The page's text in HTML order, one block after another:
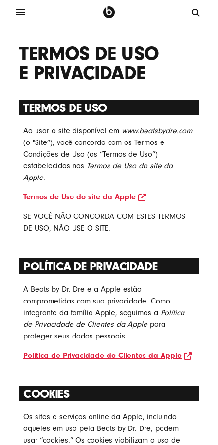
TERMOS DE USO
E PRIVACIDADE
TERMOS DE USO
Ao usar o site disponível em www.beatsbydre.com
(o "Site”), você concorda com os Termos e
Condições de Uso (os “Termos de Uso”)
estabelecidos nos Termos de Uso do site da
Apple.
Termos de Uso do site da Apple opens in new
SE VOCÊ NÃO CONCORDA COM ESTES TERMOS
DE USO, NÃO USE O SITE.
POLÍTICA DE PRIVACIDADE
A Beats by Dr. Dre e a Apple estão
comprometidas com sua privacidade. Como
integrante da família Apple, seguimos a Política
de Privacidade de Clientes da Apple para
proteger seus dados pessoais.
Política de Privacidade de Clientes da Apple o link
COOKIES
Os sites e serviços online da Apple, incluindo
aqueles em uso pela Beats by Dr. Dre, podem
usar “cookies.” Os cookies viabilizam o uso de